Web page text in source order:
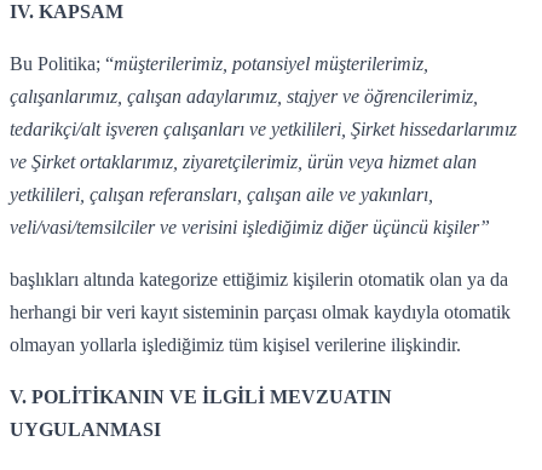
IV. KAPSAM
Bu Politika; “müşterilerimiz, potansiyel müşterilerimiz,
çalışanlarımız, çalışan adaylarımız, stajyer ve öğrencilerimiz,
tedarikçi/alt işveren çalışanları ve yetkilileri, Şirket hissedarlarımız
ve Şirket ortaklarımız, ziyaretçilerimiz, ürün veya hizmet alan
yetkilileri, çalışan referansları, çalışan aile ve yakınları,
veli/vasi/temsilciler ve verisini işlediğimiz diğer üçüncü kişiler”
başlıkları altında kategorize ettiğimiz kişilerin otomatik olan ya da
herhangi bir veri kayıt sisteminin parçası olmak kaydıyla otomatik
olmayan yollarla işlediğimiz tüm kişisel verilerine ilişkindir.
V. POLİTİKANIN VE İLGİLİ MEVZUATIN
UYGULANMASI